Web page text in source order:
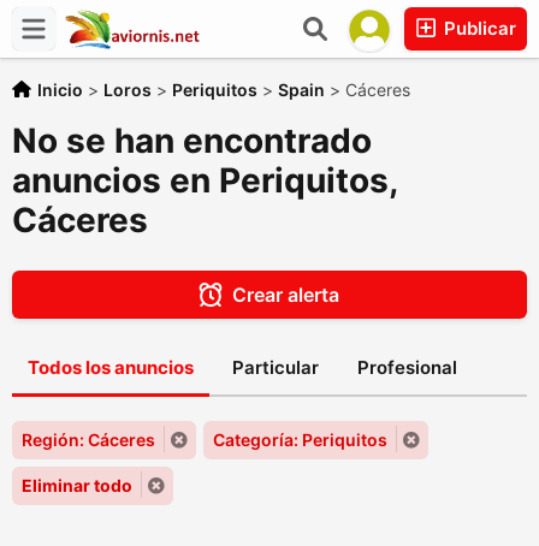
Publicar
Inicio > Loros > Periquitos > Spain > Cáceres
No se han encontrado
anuncios en Periquitos,
Cáceres
Crear alerta
Todos los anuncios Particular Profesional
Región: Cáceres Categoría: Periquitos
Eliminar todo